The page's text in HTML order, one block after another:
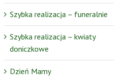
Szybka realizacja – funeralnie
Szybka realizacja – kwiaty
doniczkowe
Dzień Mamy